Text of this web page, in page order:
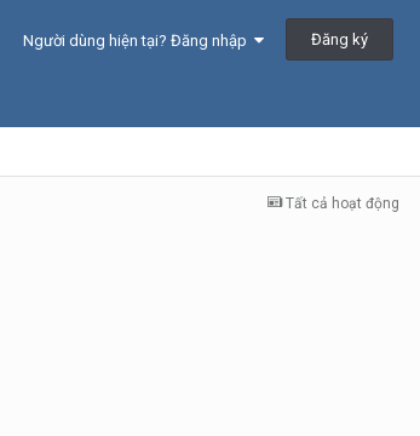
Người dùng hiện tại? Đăng nhập Đăng ký
Tất cả hoạt động